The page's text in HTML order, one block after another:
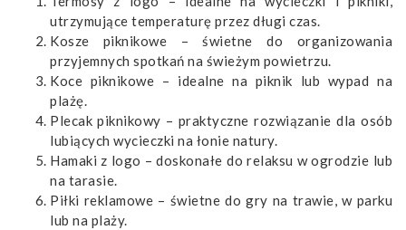
utrzymujące temperaturę przez długi czas.
Kosze piknikowe – świetne do organizowania
przyjemnych spotkań na świeżym powietrzu.
Koce piknikowe – idealne na piknik lub wypad na
plażę.
Plecak piknikowy – praktyczne rozwiązanie dla osób
lubiących wycieczki na łonie natury.
Hamaki z logo – doskonałe do relaksu w ogrodzie lub
na tarasie.
Piłki reklamowe – świetne do gry na trawie, w parku
lub na plaży.